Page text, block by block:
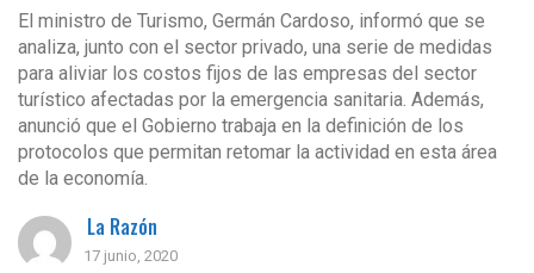
El ministro de Turismo, Germán Cardoso, informó que se
analiza, junto con el sector privado, una serie de medidas
para aliviar los costos fijos de las empresas del sector
turístico afectadas por la emergencia sanitaria. Además,
anunció que el Gobierno trabaja en la definición de los
protocolos que permitan retomar la actividad en esta área
de la economía.
La Razón
17 junio, 2020